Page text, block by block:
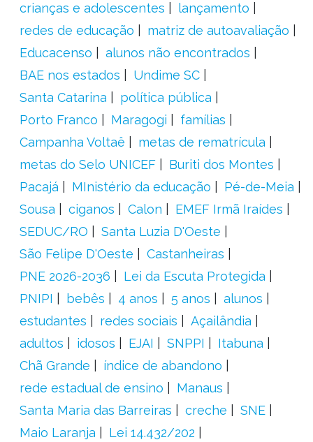
crianças e adolescentes
lançamento
redes de educação
matriz de autoavaliação
Educacenso
alunos não encontrados
BAE nos estados
Undime SC
Santa Catarina
política pública
Porto Franco
Maragogi
famílias
Campanha Voltaê
metas de rematrícula
metas do Selo UNICEF
Buriti dos Montes
Pacajá
MInistério da educação
Pé-de-Meia
Sousa
ciganos Calon
EMEF Irmã Iraídes
SEDUC/RO
Santa Luzia D'Oeste
São Felipe D'Oeste
Castanheiras
PNE 2026-2036
Lei da Escuta Protegida
PNIPI
bebês 4 anos 5 anos
alunos
estudantes
redes sociais
Açailândia
adultos
idosos EJAI SNPPI
Itabuna
Chã Grande
índice de abandono
rede estadual de ensino
Manaus
Santa Maria das Barreiras
creche
SNE
Maio Laranja
Lei 14.432/202